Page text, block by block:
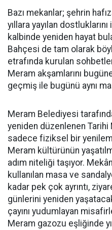
Bazı mekanlar; şehrin
yıllara yayılan
kalbinde yeniden hayat
Bahçesi de tam olarak
etrafında kurulan
Meram akşamlarını
geçmiş ile bugünü aynı
Meram Belediyesi
yeniden düzenlenen
sadece fiziksel bir
Meram kültürünün
adım niteliği taşıyor.
kullanılan masa ve
kadar pek çok ayrıntı,
günlerini yeniden
çayını yudumlayan
Meram gazozu eşliğinde